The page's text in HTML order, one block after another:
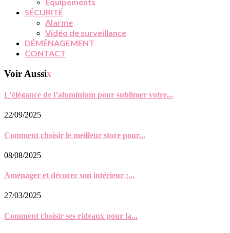
SÉCURITÉ
Alarme
Vidéo de surveillance
DÉMÉNAGEMENT
CONTACT
Voir Aussix
L’élégance de l’aluminium pour sublimer votre...
22/09/2025
Comment choisir le meilleur store pour...
08/08/2025
Aménager et décorer son intérieur :...
27/03/2025
Comment choisir ses rideaux pour la...